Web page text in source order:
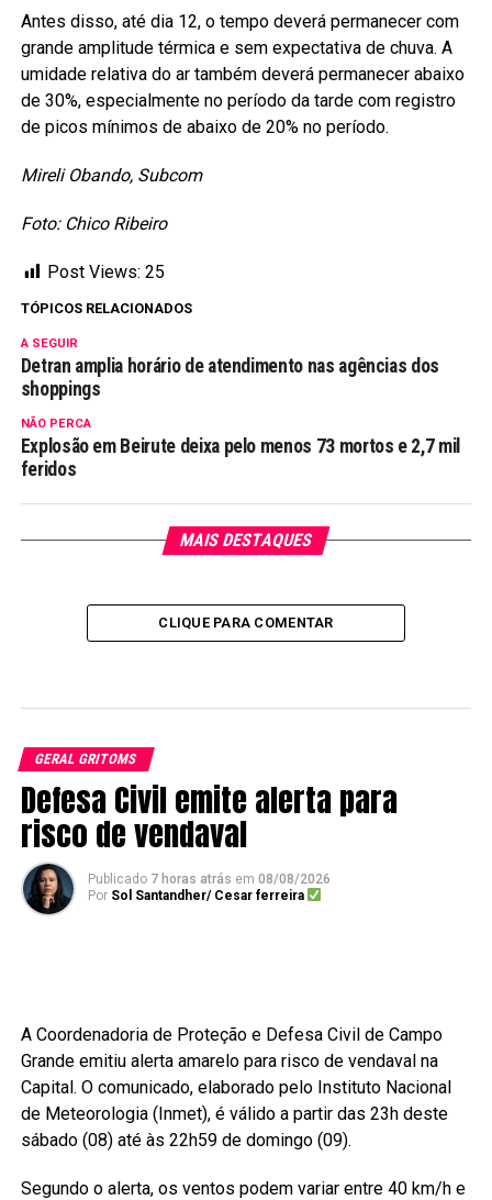
Antes disso, até dia 12, o tempo deverá permanecer com
grande amplitude térmica e sem expectativa de chuva. A
umidade relativa do ar também deverá permanecer abaixo
de 30%, especialmente no período da tarde com registro
de picos mínimos de abaixo de 20% no período.
Mireli Obando, Subcom
Foto: Chico Ribeiro
Post Views: 25
TÓPICOS RELACIONADOS
A SEGUIR
Detran amplia horário de atendimento nas agências dos
shoppings
NÃO PERCA
Explosão em Beirute deixa pelo menos 73 mortos e 2,7 mil
feridos
MAIS DESTAQUES
CLIQUE PARA COMENTAR
GERAL GRITOMS
Defesa Civil emite alerta para
risco de vendaval
Publicado 7 horas atrás em 08/08/2026
Por Sol Santandher/ Cesar ferreira
A Coordenadoria de Proteção e Defesa Civil de Campo
Grande emitiu alerta amarelo para risco de vendaval na
Capital. O comunicado, elaborado pelo Instituto Nacional
de Meteorologia (Inmet), é válido a partir das 23h deste
sábado (08) até às 22h59 de domingo (09).
Segundo o alerta, os ventos podem variar entre 40 km/h e